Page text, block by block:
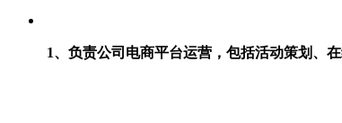
1、负责公司电商平台运营，包括活动策划、